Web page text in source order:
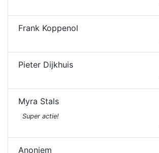
Frank Koppenol
Pieter Dijkhuis
Myra Stals
Super actie!
Anoniem